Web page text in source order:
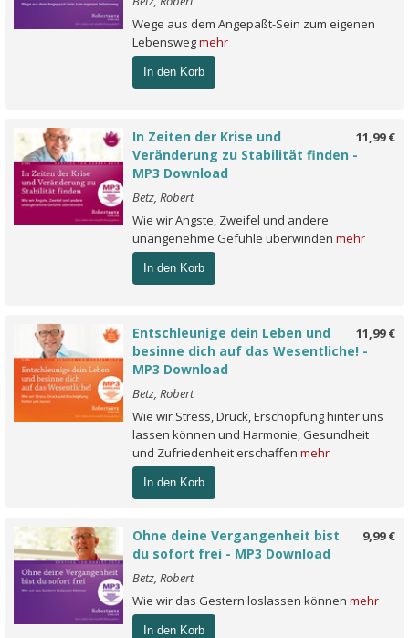
Wege aus dem Angepaßt-Sein zum eigenen
Lebenswegmehr
In den Korb
11,99 €
In Zeiten der Krise und
Veränderung zu Stabilität finden -
MP3 Download
Betz, Robert
Wie wir Ängste, Zweifel und andere
unangenehme Gefühle überwinden mehr
In den Korb
11,99 €
Entschleunige dein Leben und
besinne dich auf das Wesentliche! -
MP3 Download
Betz, Robert
Wie wir Stress, Druck, Erschöpfung hinter uns
lassen können und Harmonie, Gesundheit
und Zufriedenheit erschaffen mehr
In den Korb
9,99 €
Ohne deine Vergangenheit bist
du sofort frei - MP3 Download
Betz, Robert
Wie wir das Gestern loslassen können mehr
In den Korb